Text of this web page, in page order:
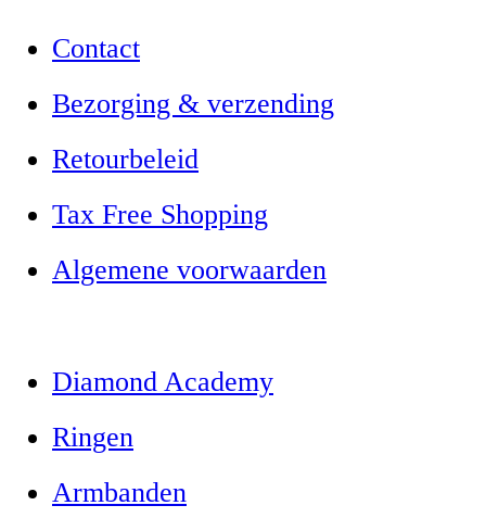
Contact
Bezorging & verzending
Retourbeleid
Tax Free Shopping
Algemene voorwaarden
Diamond Academy
Ringen
Armbanden